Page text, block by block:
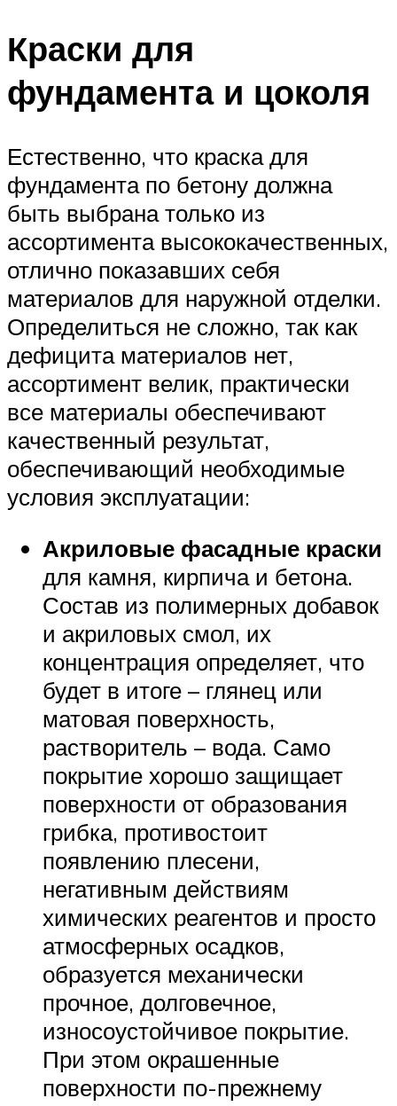
Краски для
фундамента и цоколя
Естественно, что краска для
фундамента по бетону должна
быть выбрана только из
ассортимента высококачественных,
отлично показавших себя
материалов для наружной отделки.
Определиться не сложно, так как
дефицита материалов нет,
ассортимент велик, практически
все материалы обеспечивают
качественный результат,
обеспечивающий необходимые
условия эксплуатации:
Акриловые фасадные краски
для камня, кирпича и бетона.
Состав из полимерных добавок
и акриловых смол, их
концентрация определяет, что
будет в итоге – глянец или
матовая поверхность,
растворитель – вода. Само
покрытие хорошо защищает
поверхности от образования
грибка, противостоит
появлению плесени,
негативным действиям
химических реагентов и просто
атмосферных осадков,
образуется механически
прочное, долговечное,
износоустойчивое покрытие.
При этом окрашенные
поверхности по-прежнему